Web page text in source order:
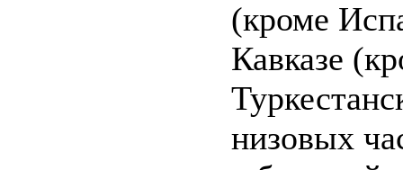
(кроме
Кавказе
низовых